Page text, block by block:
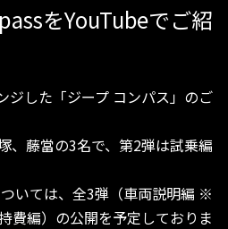
をYouTubeでご紹
ジした「ジープ コンパス」のご
、藤當の3名で、第2弾は試乗編
いては、全3弾（車両説明編 ※
費編）の公開を予定しておりま